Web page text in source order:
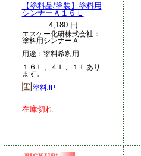
【塗料品/塗装】塗料用
シンナーＡ１６Ｌ
4,180 円
エスケー化研株式会社：
塗料用シンナーＡ
用途：塗料希釈用
１６Ｌ、４Ｌ、１Ｌあり
ます。
塗料JP
在庫切れ